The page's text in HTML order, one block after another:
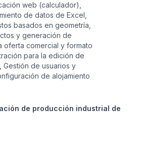
web (calculador),
de datos de Excel,
basados en geometría,
y generación de
oferta comercial y formato
para la edición de
de usuarios y
de alojamiento
de producción industrial de